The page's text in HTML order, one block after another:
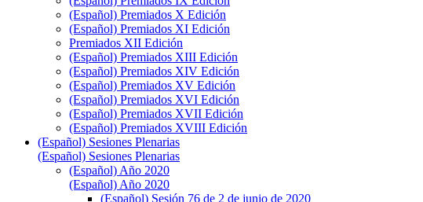
(Español) Premiados X Edición
(Español) Premiados XI Edición
Premiados XII Edición
(Español) Premiados XIII Edición
(Español) Premiados XIV Edición
(Español) Premiados XV Edición
(Español) Premiados XVI Edición
(Español) Premiados XVII Edición
(Español) Premiados XVIII Edición
(Español) Sesiones Plenarias
(Español) Sesiones Plenarias
(Español) Año 2020
(Español) Año 2020
(Español) Sesión 76 de 2 de junio de 2020